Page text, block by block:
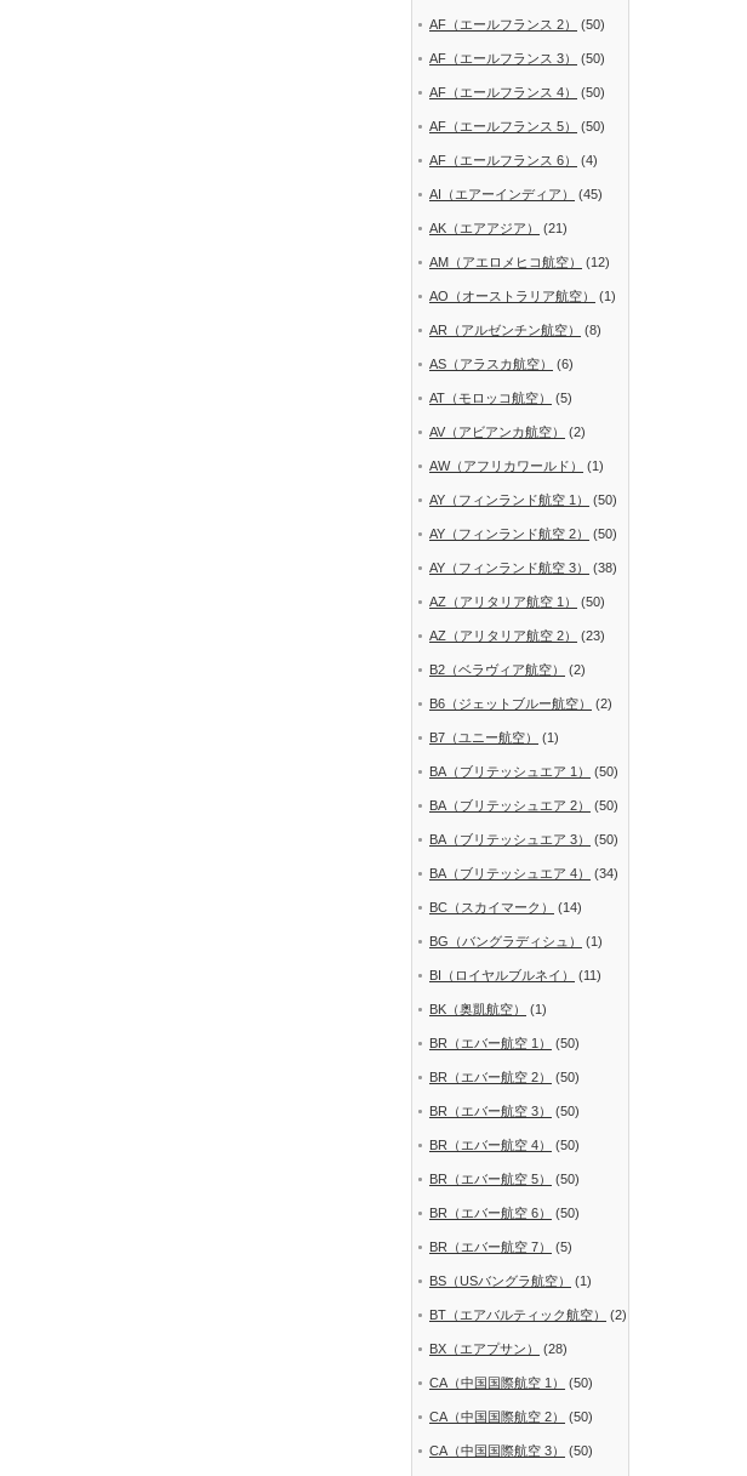
AF（エールフランス 2） (50)
AF（エールフランス 3） (50)
AF（エールフランス 4） (50)
AF（エールフランス 5） (50)
AF（エールフランス 6） (4)
AI（エアーインディア） (45)
AK（エアアジア） (21)
AM（アエロメヒコ航空） (12)
AO（オーストラリア航空） (1)
AR（アルゼンチン航空） (8)
AS（アラスカ航空） (6)
AT（モロッコ航空） (5)
AV（アビアンカ航空） (2)
AW（アフリカワールド） (1)
AY（フィンランド航空 1） (50)
AY（フィンランド航空 2） (50)
AY（フィンランド航空 3） (38)
AZ（アリタリア航空 1） (50)
AZ（アリタリア航空 2） (23)
B2（ベラヴィア航空） (2)
B6（ジェットブルー航空） (2)
B7（ユニー航空） (1)
BA（ブリテッシュエア 1） (50)
BA（ブリテッシュエア 2） (50)
BA（ブリテッシュエア 3） (50)
BA（ブリテッシュエア 4） (34)
BC（スカイマーク） (14)
BG（バングラディシュ） (1)
BI（ロイヤルブルネイ） (11)
BK（奥凱航空） (1)
BR（エバー航空 1） (50)
BR（エバー航空 2） (50)
BR（エバー航空 3） (50)
BR（エバー航空 4） (50)
BR（エバー航空 5） (50)
BR（エバー航空 6） (50)
BR（エバー航空 7） (5)
BS（USバングラ航空） (1)
BT（エアバルティック航空） (2)
BX（エアプサン） (28)
CA（中国国際航空 1） (50)
CA（中国国際航空 2） (50)
CA（中国国際航空 3） (50)